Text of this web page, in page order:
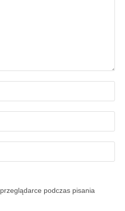
podczas pisania